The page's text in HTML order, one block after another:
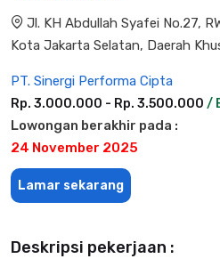
Jl. KH Abdullah Syafei No.27,
Kota Jakarta Selatan, Daerah
PT. Sinergi Performa Cipta
Rp. 3.000.000 - Rp. 3.500.000 /
Lowongan berakhir pada :
24 November 2025
Lamar sekarang
Deskripsi pekerjaan :